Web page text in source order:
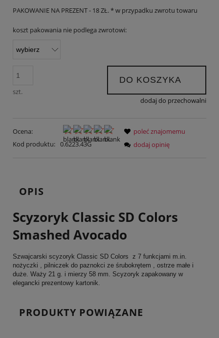
PAKOWANIE NA PREZENT - 18 ZŁ. * w przypadku zwrotu towaru
koszt pakowania nie podlega zwrotowi:
szt.
DO KOSZYKA
dodaj do przechowalni
Ocena:
Kod produktu: 0.6223.43G
poleć znajomemu
dodaj opinię
OPIS
Scyzoryk Classic SD Colors
Smashed Avocado
Szwajcarski scyzoryk Classic SD Colors z 7 funkcjami m.in.
nożyczki , pilniczek do paznokci ze śrubokrętem , ostrze małe i
duże. Waży 21 g. i mierzy 58 mm. Scyzoryk zapakowany w
elegancki prezentowy kartonik.
PRODUKTY POWIĄZANE